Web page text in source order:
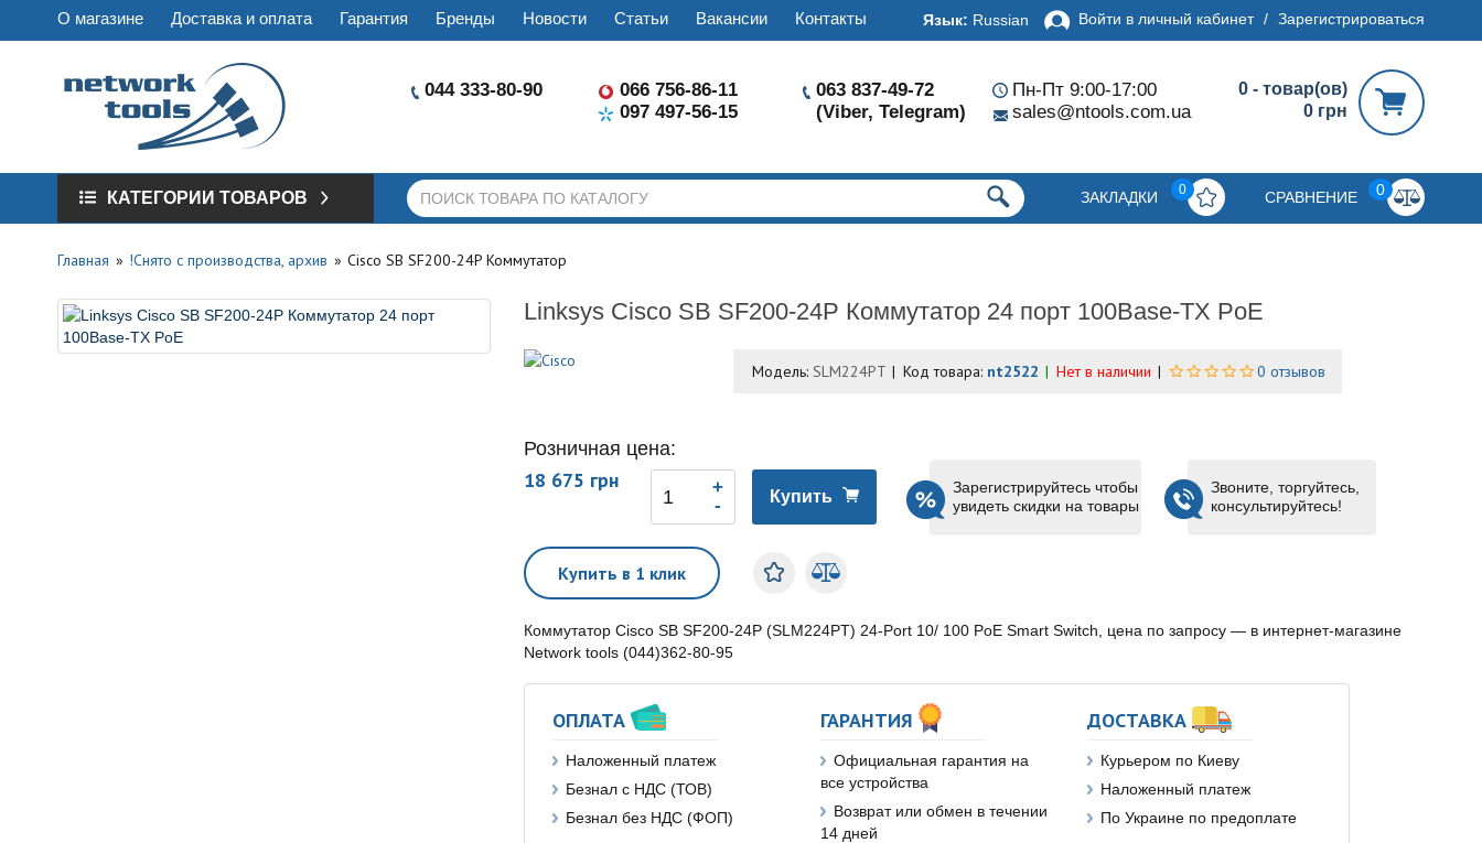
О магазине Доставка и оплата Гарантия Бренды Новости Статьи Вакансии Контакты Язык: Russian Войти в личный кабинет / Зарегистрироваться
044 333-80-90
066 756-86-11
097 497-56-15
063 837-49-72
(Viber, Telegram)
Пн-Пт 9:00-17:00
sales@ntools.com.ua
0 - товар(ов)
0 грн
КАТЕГОРИИ ТОВАРОВ ЗАКЛАДКИ 0 СРАВНЕНИЕ 0
Главная !Снято с производства, архив Cisco SB SF200-24P Коммутатор
Linksys Cisco SB SF200-24P Коммутатор 24 порт 100Base-TX PoE
Модель:SLM224PT Код товара: nt2522 Нет в наличии 0 отзывов
Розничная цена:
18 675 грн
Купить
Купить в 1 клик
Зарегистрируйтесь чтобы
увидеть скидки на товары
Звоните, торгуйтесь,
консультируйтесь!
Коммутатор Cisco SB SF200-24P (SLM224PT) 24-Port 10/ 100 PoE Smart Switch, цена по запросу — в интернет-магазине
Network tools (044)362-80-95
ОПЛАТА
Наложенный платеж
Безнал с НДС (ТОВ)
Безнал без НДС (ФОП)
ГАРАНТИЯ
Официальная гарантия на
все устройства
Возврат или обмен в течении
14 дней
ДОСТАВКА
Курьером по Киеву
Наложенный платеж
По Украине по предоплате